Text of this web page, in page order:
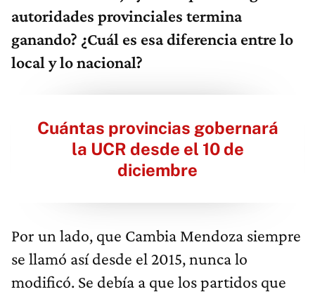
autoridades provinciales termina
ganando? ¿Cuál es esa diferencia entre lo
local y lo nacional?
Cuántas provincias gobernará
la UCR desde el 10 de
diciembre
Por un lado, que Cambia Mendoza siempre
se llamó así desde el 2015, nunca lo
modificó. Se debía a que los partidos que